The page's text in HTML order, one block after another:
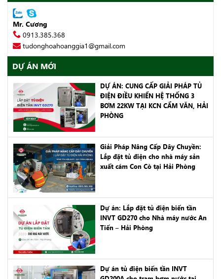
Mr. Cương
0913.385.368
tudonghoahoanggia1@gmail.com
DỰ ÁN MỚI
DỰ ÁN: CUNG CẤP GIẢI PHÁP TỦ
ĐIỆN ĐIỀU KHIỂN HỆ THỐNG 3
BƠM 22KW TẠI KCN CẨM VĂN, HẢI
PHÒNG
Giải Pháp Nâng Cấp Dây Chuyền:
Lắp đặt tủ điện cho nhà máy sản
xuất cám Con Cò tại Hải Phòng
Dự án: Lắp đặt tủ điện biến tần
INVT GD270 cho Nhà máy nước An
Tiến – Hải Phòng
Dự án tủ điện biến tần INVT